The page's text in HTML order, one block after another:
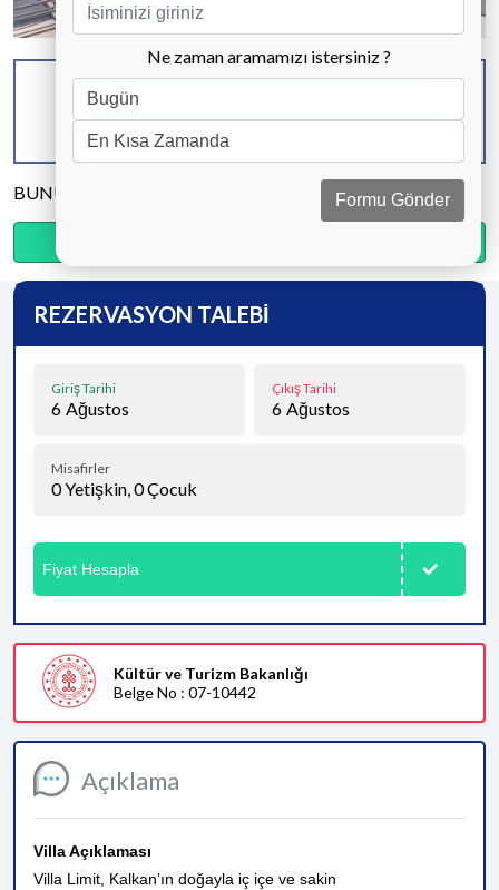
Tüm Fotoğrafları Göster
KAPASİTE
4 KİŞİ
BANYO & WC
2 ADET
YATAK ODASI
BUNU PAYLAŞ
Açıklama
Villa Açıklaması
Villa Limit, Kalkan’ın doğayla iç içe ve sakin
REZERVASYON TALEBİ
Giriş Tarihi
6 Ağustos
Çıkış Tarihi
6 Ağustos
Misafirler
0Yetişkin,0Çocuk
Fiyat Hesapla
Kültür ve Turizm Bakanlığı
Belge No : 07-10442
Ne zaman aramamızı istersiniz ?
Formu Gönder